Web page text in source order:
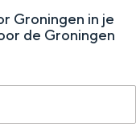
Groningen in je
de Groningen